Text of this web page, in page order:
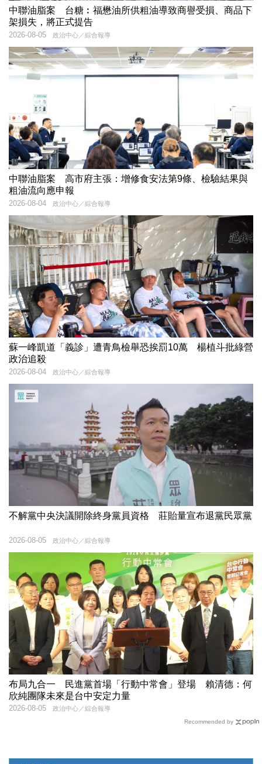
中聯油脂案 台糖︰福懋油所供粗油導致商譽受損、商品下
架損失，將正式提告
政治中心／綜合報導
2026-08-05
中聯油脂案 高市府主張：增修食安法第9條、檢驗結果與
粗油流向應申報
政治中心／綜合報導
2026-08-04
蘇一峰凱道「義診」遭青鳥檢舉恐挨罰10萬 楊植斗批綠營
政治追殺
政治中心／綜合報導
2026-08-04
不解黨中央決議開除終身黨員資格 莊貽量宣布退黨民眾黨
政治中心／綜合報導
2026-08-05
布局九合一 民進黨首場「行動中常會」登場 賴清德：何
欣純團隊未來是台中安定力量
政治中心／綜合報導
2026-08-05
Recommended by